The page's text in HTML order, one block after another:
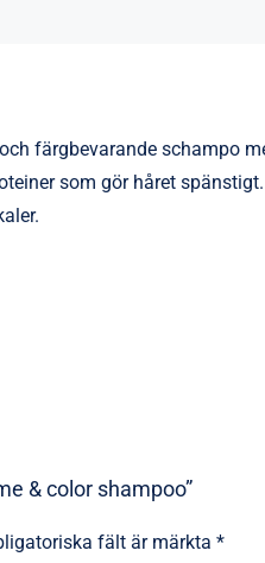
färgbevarande schampo
som gör håret
& color shampoo”
fält är märkta*